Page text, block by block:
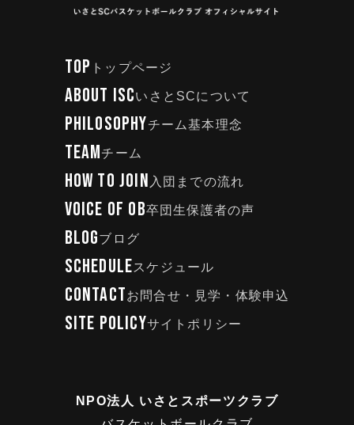
TOP トップページ
ABOUT ISCいさとSCについて
PHILOSOPHYチーム基本理念
TEAMチーム
HOW TO JOIN 入団までの流れ
VOICE OF OB卒団生保護者の声
BLOGブログ
SCHEDULEスケジュール
CONTACTお問合せ・見学・体験申込
SITE POLICYサイトポリシー
NPO法人 いさとスポーツクラブ